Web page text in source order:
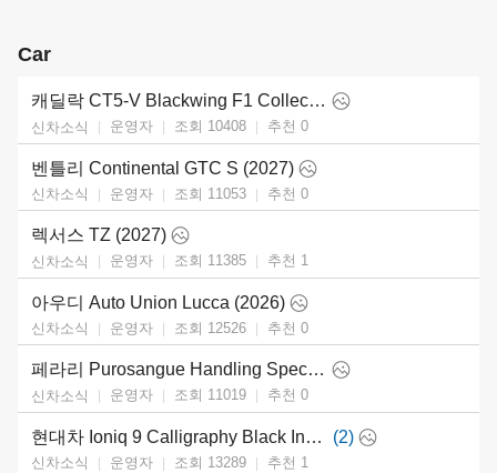
Car
캐딜락 CT5-V Blackwing F1 Collector Series (2026)
신차소식 운영자 조회 10408 추천 0
벤틀리 Continental GTC S (2027)
신차소식 운영자 조회 11053 추천 0
렉서스 TZ (2027)
신차소식 운영자 조회 11385 추천 1
아우디 Auto Union Lucca (2026)
신차소식 운영자 조회 12526 추천 0
페라리 Purosangue Handling Speciale (2027)
신차소식 운영자 조회 11019 추천 0
현대차 Ioniq 9 Calligraphy Black Ink (2027) (2)
신차소식 운영자 조회 13289 추천 1